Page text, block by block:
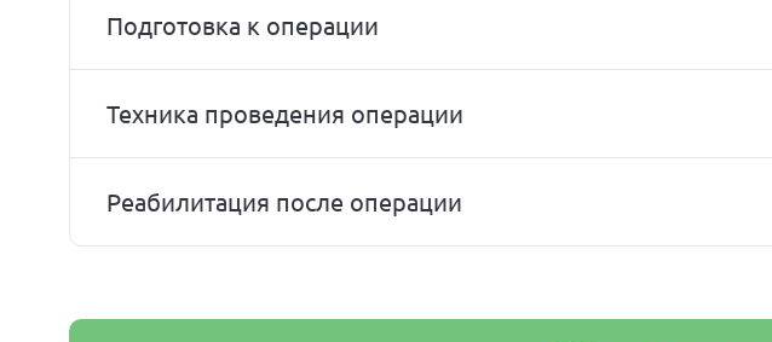
Подготовка к операции
Техника проведения операции
Реабилитация после операции